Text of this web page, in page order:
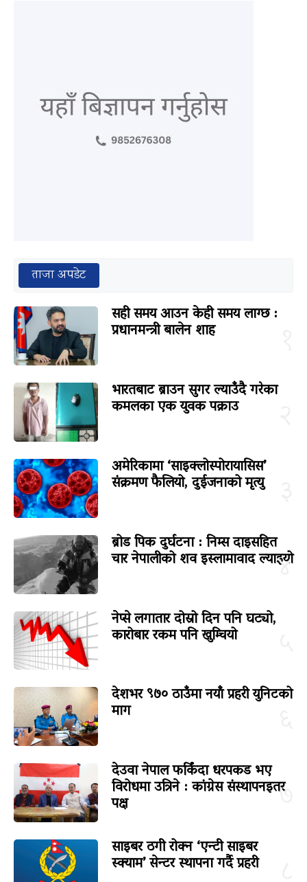
ताजा अपडेट
सही समय आउन केही समय लाग्छ :
प्रधानमन्त्री बालेन शाह
भारतबाट ब्राउन सुगर ल्याउँदै गरेका
कमलका एक युवक पक्राउ
अमेरिकामा ‘साइक्लोस्पोरायासिस’
संक्रमण फैलियो, दुईजनाको मृत्यु
४
ब्रोड पिक दुर्घटना : निम्स दाइसहित
चार नेपालीको शव इस्लामावाद ल्याइयो
नेप्से लगातार दोस्रो दिन पनि घट्यो,
कारोबार रकम पनि खुम्चियो
देशभर ९७० ठाउँमा नयाँ प्रहरी युनिटको
माग
७
देउवा नेपाल फर्किंदा धरपकड भए
विरोधमा उत्रिने : कांग्रेस संस्थापनइतर
पक्ष
साइबर ठगी रोक्न ‘एन्टी साइबर
स्क्याम’ सेन्टर स्थापना गर्दै प्रहरी